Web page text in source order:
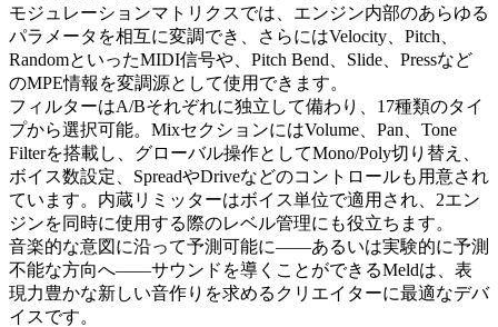
モジュレーションマトリクスでは、エンジン内部のあらゆる
パラメータを相互に変調でき、さらにはVelocity、Pitch、
RandomといったMIDI信号や、Pitch Bend、Slide、Pressなど
のMPE情報を変調源として使用できます。
フィルターはA/Bそれぞれに独立して備わり、17種類のタイ
プから選択可能。MixセクションにはVolume、Pan、Tone
Filterを搭載し、グローバル操作としてMono/Poly切り替え、
ボイス数設定、SpreadやDriveなどのコントロールも用意され
ています。内蔵リミッターはボイス単位で適用され、2エン
ジンを同時に使用する際のレベル管理にも役立ちます。
音楽的な意図に沿って予測可能に——あるいは実験的に予測
不能な方向へ——サウンドを導くことができるMeldは、表
現力豊かな新しい音作りを求めるクリエイターに最適なデバ
イスです。